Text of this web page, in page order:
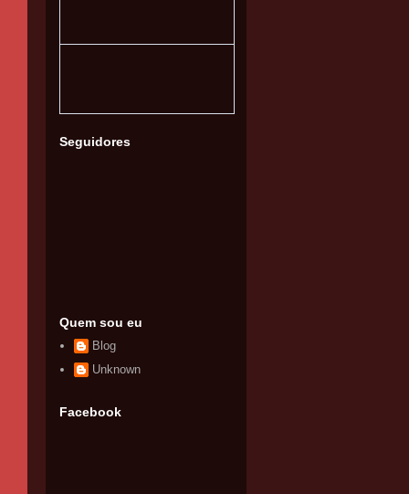
Seguidores
Quem sou eu
Blog
Unknown
Facebook